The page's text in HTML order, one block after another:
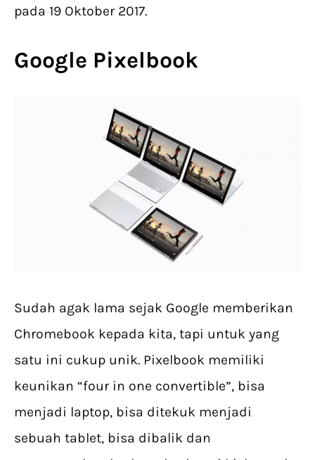
pada 19 Oktober 2017.
Google Pixelbook
Sudah agak lama sejak Google memberikan
Chromebook kepada kita, tapi untuk yang
satu ini cukup unik. Pixelbook memiliki
keunikan “four in one convertible”, bisa
menjadi laptop, bisa ditekuk menjadi
sebuah tablet, bisa dibalik dan